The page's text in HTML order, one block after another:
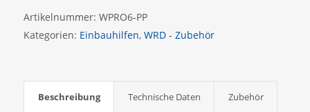
Artikelnummer: WPRO6-PP
Kategorien: Einbauhilfen, WRD - Zubehör
Beschreibung Technische Daten Zubehör